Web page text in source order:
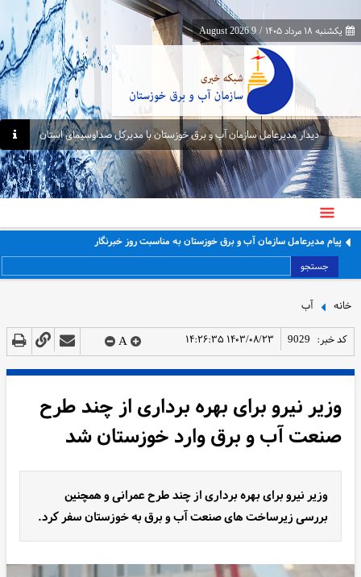
یکشنبه ۱۸ مرداد ۱۴۰۵ /
9 August 2026
دیدار مدیرعامل سازمان آب و برق خوزستان با مدیرکل صداوسیمای استان
پیام مدیرعامل سازمان آب و برق خوزستان به مناسبت روز خبرنگار
جستجو
خانه آب
کد خبر: 9029 ۱۴۰۳/۰۸/۲۳ ۱۴:۲۶:۳۵ A
وزیر نیرو برای بهره برداری از چند طرح
صنعت آب و برق وارد خوزستان شد
وزیر نیرو برای بهره برداری از چند طرح عمرانی و همچنین
بررسی زیرساخت های صنعت آب و برق به خوزستان سفر کرد.